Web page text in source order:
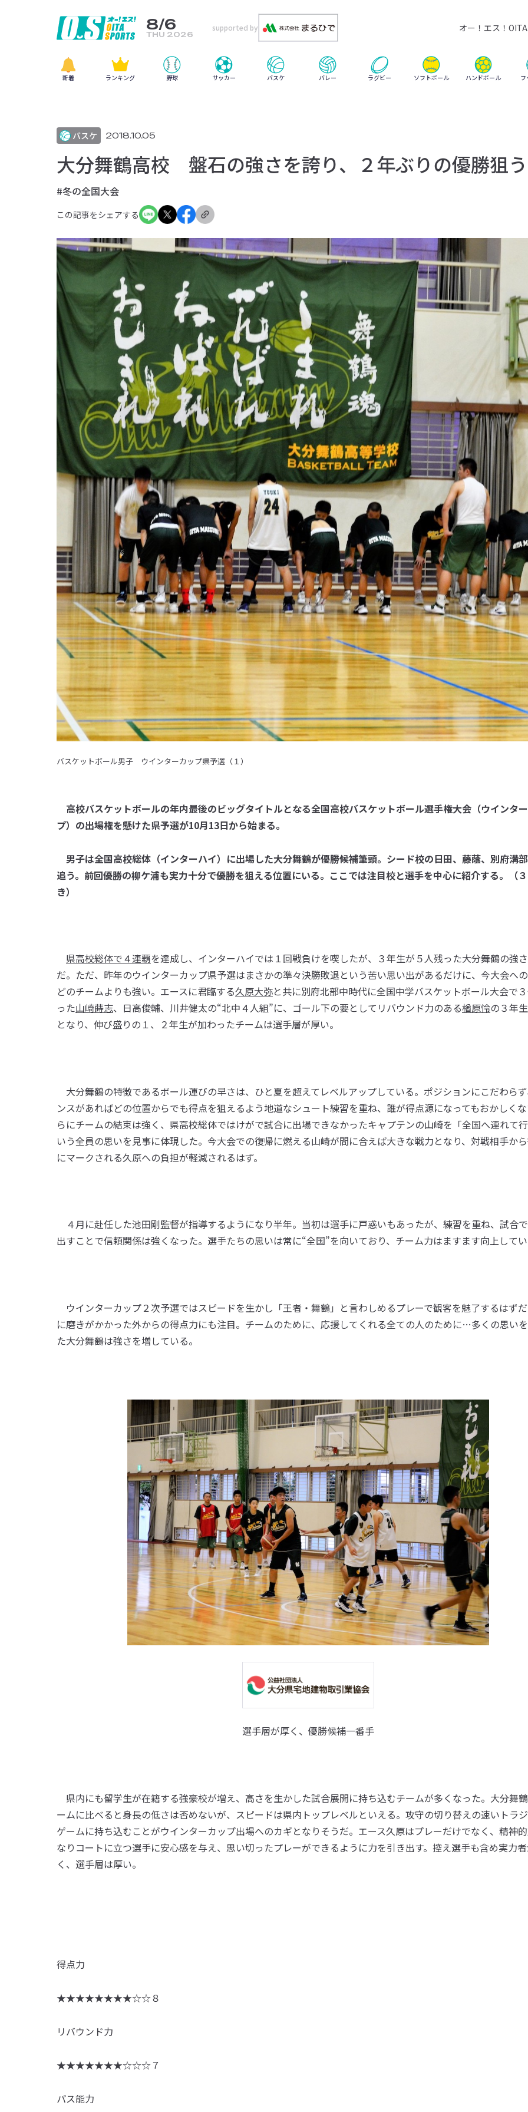
8/6
THU 2026
supported by オー！エス！
新着 ランキング 野球 サッカー バスケ バレー ラグビー ソフトボール ハンドボール
バスケ 2018.10.05
大分舞鶴高校 盤石の強さを誇り、２年ぶりの優勝狙う
#冬の全国大会
この記事をシェアする
バスケットボール男子 ウインターカップ県予選（１）
高校バスケットボールの年内最後のビッグタイトルとなる全国高校バスケットボール選手権大会（ウインタ
プ）の出場権を懸けた県予選が10月13日から始まる。
男子は全国高校総体（インターハイ）に出場した大分舞鶴が優勝候補筆頭。シード校の日田、藤蔭、別府溝
追う。前回優勝の柳ケ浦も実力十分で優勝を狙える位置にいる。ここでは注目校と選手を中心に紹介する。（
き）
県高校総体で４連覇を達成し、インターハイでは１回戦負けを喫したが、３年生が５人残った大分舞鶴の強
だ。ただ、昨年のウインターカップ県予選はまさかの準々決勝敗退という苦い思い出があるだけに、今大会へ
どのチームよりも強い。エースに君臨する久原大弥と共に別府北部中時代に全国中学バスケットボール大会で
った山崎蒔志、日高俊輔、川井健太の“北中４人組”に、ゴール下の要としてリバウンド力のある楢原怜の３年
となり、伸び盛りの１、２年生が加わったチームは選手層が厚い。
大分舞鶴の特徴であるボール運びの早さは、ひと夏を超えてレベルアップしている。ポジションにこだわら
ンスがあればどの位置からでも得点を狙えるよう地道なシュート練習を重ね、誰が得点源になってもおかしく
らにチームの結束は強く、県高校総体ではけがで試合に出場できなかったキャプテンの山崎を「全国へ連れて
いう全員の思いを見事に体現した。今大会での復帰に燃える山崎が間に合えば大きな戦力となり、対戦相手か
にマークされる久原への負担が軽減されるはず。
４月に赴任した池田剛監督が指導するようになり半年。当初は選手に戸惑いもあったが、練習を重ね、試合
出すことで信頼関係は強くなった。選手たちの思いは常に“全国”を向いており、チーム力はますます向上して
ウインターカップ２次予選ではスピードを生かし「王者・舞鶴」と言わしめるプレーで観客を魅了するはず
に磨きがかかった外からの得点力にも注目。チームのために、応援してくれる全ての人のために…多くの思い
た大分舞鶴は強さを増している。
選手層が厚く、優勝候補一番手
県内にも留学生が在籍する強豪校が増え、高さを生かした試合展開に持ち込むチームが多くなった。大分舞
ームに比べると身長の低さは否めないが、スピードは県内トップレベルといえる。攻守の切り替えの速いトラ
ゲームに持ち込むことがウインターカップ出場へのカギとなりそうだ。エース久原はプレーだけでなく、精神
なりコートに立つ選手に安心感を与え、思い切ったプレーができるように力を引き出す。控え選手も含め実力
く、選手層は厚い。
得点力
★★★★★★★★☆☆８
リバウンド力
★★★★★★★☆☆☆７
パス能力